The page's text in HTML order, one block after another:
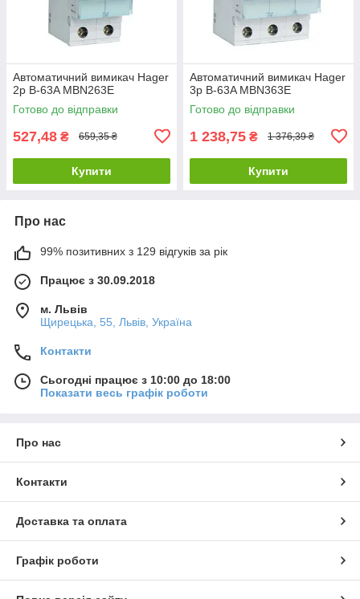
Автоматичний вимикач Hager
2p B-63A MBN263E
Готово до відправки
527,48 ₴ 659,35 ₴
Купити
Автоматичний вимикач Hager
3p B-63A MBN363E
Готово до відправки
1 238,75 ₴ 1 376,39 ₴
Купити
Про нас
99% позитивних з 129 відгуків за рік
Працює з 30.09.2018
м. Львів
Щирецька, 55, Львів, Україна
Контакти
Сьогодні працює з 10:00 до 18:00
Показати весь графік роботи
Про нас
Контакти
Доставка та оплата
Графік роботи